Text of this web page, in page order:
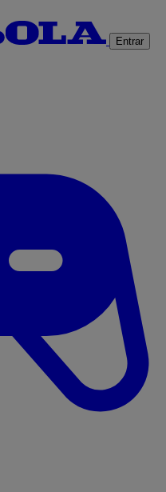
Entrar